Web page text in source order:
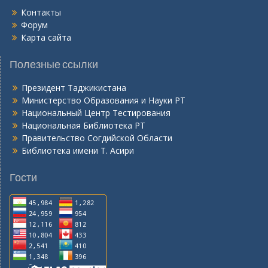
Контакты
Форум
Карта сайта
Полезные ссылки
Президент Таджикистана
Министерство Образования и Науки РТ
Национальный Центр Тестирования
Национальная Библиотека РТ
Правительство Согдийской Области
Библиотека имени Т. Асири
Гости